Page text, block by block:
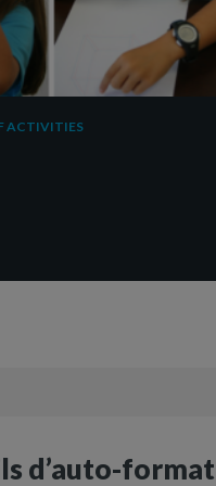
ACTIVITIES
d’auto-